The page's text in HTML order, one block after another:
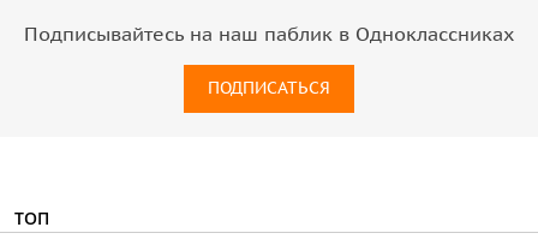
Подписывайтесь на наш паблик в Одноклассниках
ПОДПИСАТЬСЯ
ТОП